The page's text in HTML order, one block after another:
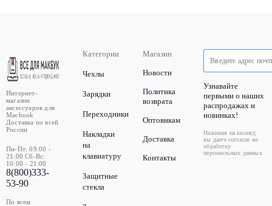
Интернет-
магазин
аксессуаров для
Macbook
Доставка по всей
России
Пн-Пт: 09:00 -
21:00 Сб-Вс:
10:00 - 21:00
8(800)333-
53-90
По всем
Категории
Чехлы
Зарядки
Переходники
Накладки
на
клавиатуру
Защитные
стекла
Магазин
Новости
Политика
возврата
Оптовикам
Доставка
Контакты
Узнавайте
первыми о наших
распродажах и
новинках!
Нажимая на кнопку,
вы даете согласие на
обработку
персональных данных